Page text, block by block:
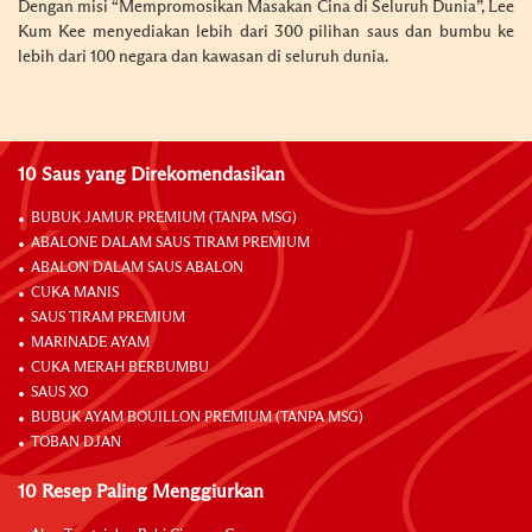
Dengan misi “Mempromosikan Masakan Cina di Seluruh Dunia”, Lee
Kum Kee menyediakan lebih dari 300 pilihan saus dan bumbu ke
lebih dari 100 negara dan kawasan di seluruh dunia.
10 Saus yang Direkomendasikan
BUBUK JAMUR PREMIUM (TANPA MSG)
ABALONE DALAM SAUS TIRAM PREMIUM
ABALON DALAM SAUS ABALON
CUKA MANIS
SAUS TIRAM PREMIUM
MARINADE AYAM
CUKA MERAH BERBUMBU
SAUS XO
BUBUK AYAM BOUILLON PREMIUM (TANPA MSG)
TOBAN DJAN
10 Resep Paling Menggiurkan